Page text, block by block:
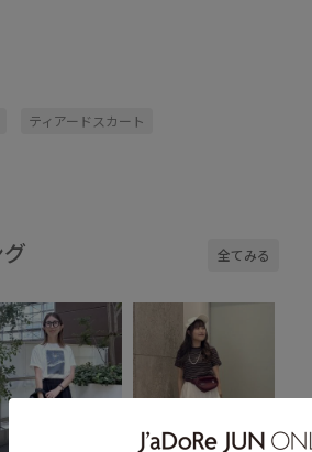
ティアードスカート
全てみる